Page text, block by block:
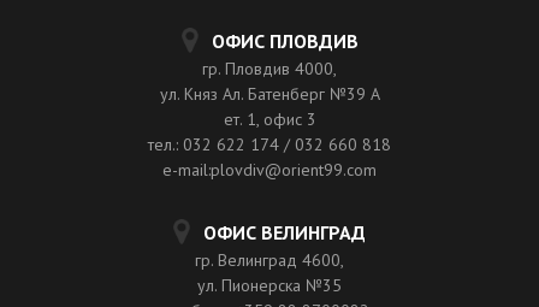
ОФИС ПЛОВДИВ
гр. Пловдив 4000,
ул. Княз Ал. Батенберг №39 A
ет. 1, офис 3
тел.: 032 622 174 / 032 660 818
e-mail:plovdiv@orient99.com
ОФИС ВЕЛИНГРАД
гр. Велинград 4600,
ул. Пионерска №35